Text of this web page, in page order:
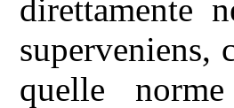
direttamente
quelle